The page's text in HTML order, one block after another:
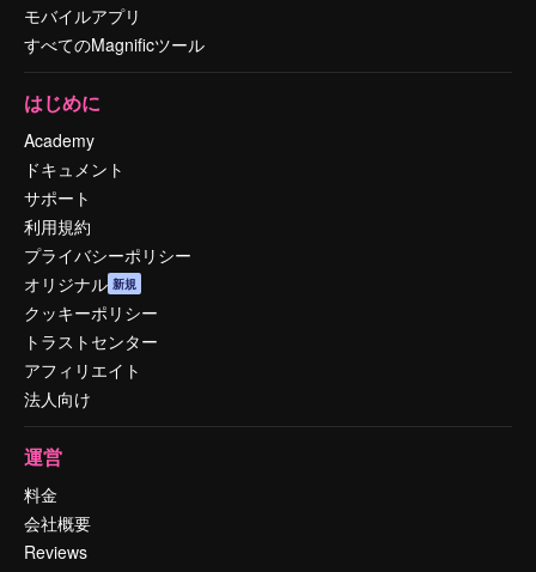
モバイルアプリ
すべてのMagnificツール
はじめに
Academy
ドキュメント
サポート
利用規約
プライバシーポリシー
オリジナル 新規
クッキーポリシー
トラストセンター
アフィリエイト
法人向け
運営
料金
会社概要
Reviews